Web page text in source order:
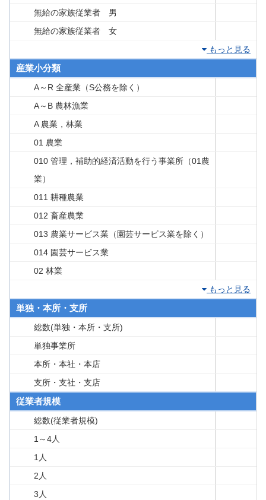
無給の家族従業者 男
無給の家族従業者 女
もっと見る
産業小分類
A～R 全産業（S公務を除く）
A～B 農林漁業
A 農業，林業
01 農業
010 管理，補助的経済活動を行う事業所（01農
業）
011 耕種農業
012 畜産農業
013 農業サービス業（園芸サービス業を除く）
014 園芸サービス業
02 林業
もっと見る
単独・本所・支所
総数(単独・本所・支所)
単独事業所
本所・本社・本店
支所・支社・支店
従業者規模
総数(従業者規模)
1～4人
1人
2人
3人